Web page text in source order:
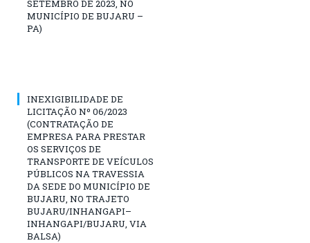
SETEMBRO DE 2023, NO
MUNICÍPIO DE BUJARU –
PA)
INEXIGIBILIDADE DE
LICITAÇÃO Nº 06/2023
(CONTRATAÇÃO DE
EMPRESA PARA PRESTAR
OS SERVIÇOS DE
TRANSPORTE DE VEÍCULOS
PÚBLICOS NA TRAVESSIA
DA SEDE DO MUNICÍPIO DE
BUJARU, NO TRAJETO
BUJARU/INHANGAPI–
INHANGAPI/BUJARU, VIA
BALSA)